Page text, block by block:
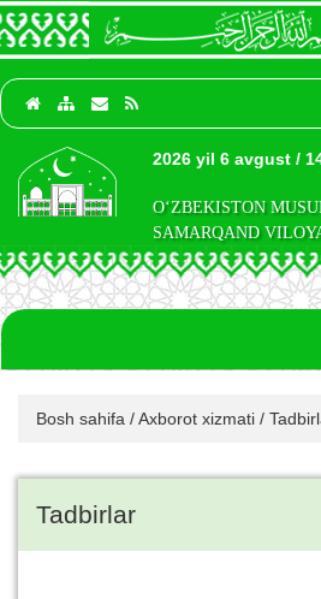
2026 yil 6 avgust /
O‘ZBEKISTON
SAMARQAND
Bosh sahifa /Axborot xizmati /
Tadbirlar